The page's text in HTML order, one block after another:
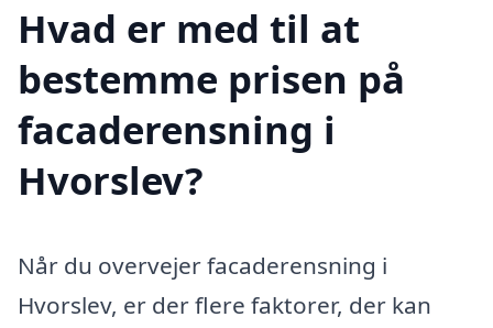
Hvad er med til at
bestemme prisen på
facaderensning i
Hvorslev?
Når du overvejer facaderensning i
Hvorslev, er der flere faktorer, der kan